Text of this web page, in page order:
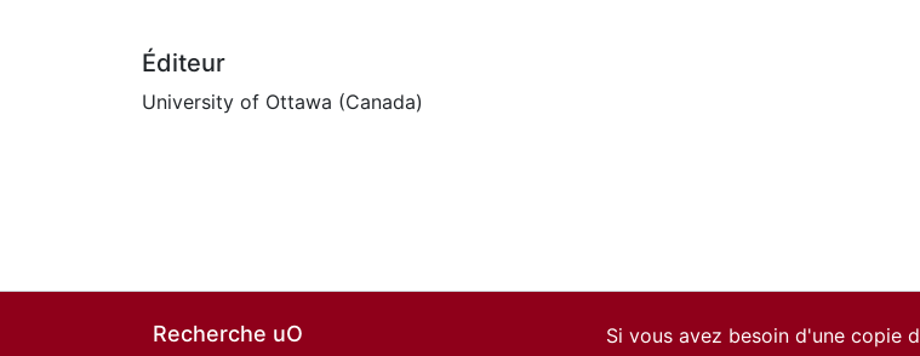
Éditeur
University of Ottawa (Canada)
Recherche uO
Si vous avez besoin d'une copie